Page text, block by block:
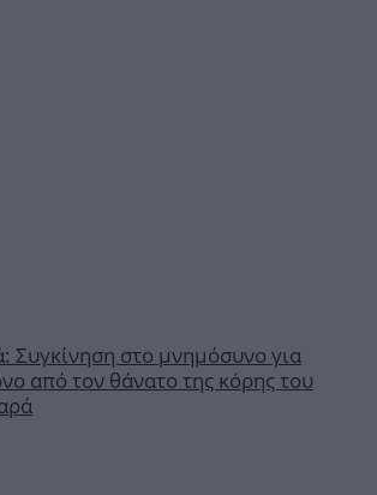
Συγκίνηση στο μνημόσυνο για
από τον θάνατο της κόρης του